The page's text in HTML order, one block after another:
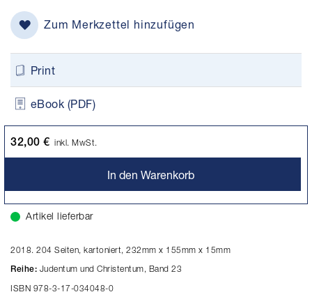
Zum Merkzettel hinzufügen
Print
eBook (PDF)
32,00 € inkl. MwSt.
In den Warenkorb
Artikel lieferbar
2018. 204 Seiten, kartoniert, 232mm x 155mm x 15mm
Reihe: Judentum und Christentum, Band 23
ISBN 978-3-17-034048-0